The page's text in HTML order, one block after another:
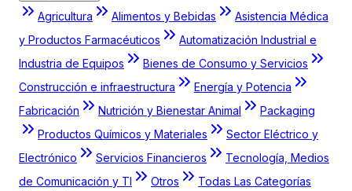
Agricultura Alimentos y Bebidas
Asistencia Médica
y Productos Farmacéuticos
Automatización Industrial e
Industria de Equipos
Bienes de Consumo y Servicios
Construcción e infraestructura
Energía y Potencia
Fabricación
Nutrición y Bienestar Animal
Packaging
Productos Químicos y Materiales
Sector Eléctrico y
Electrónico
Servicios Financieros
Tecnología, Medios
de Comunicación y TI
Otros
Todas Las Categorías